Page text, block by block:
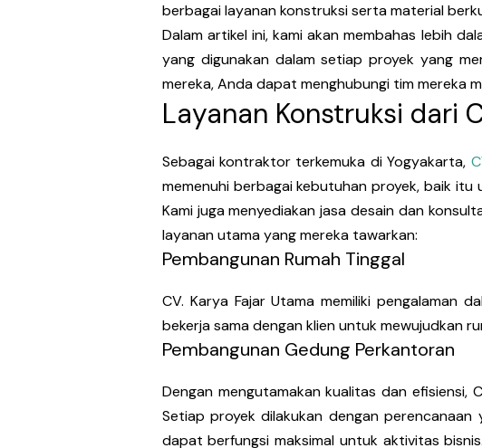
berbagai layanan konstruksi serta material
Dalam artikel ini, kami akan membahas lebih
yang digunakan dalam setiap proyek yang
mereka, Anda dapat menghubungi tim mereka
Layanan Konstruksi dari
Sebagai kontraktor terkemuka di Yogyakarta,
memenuhi berbagai kebutuhan proyek, baik
Kami juga menyediakan jasa desain dan
layanan utama yang mereka tawarkan:
Pembangunan Rumah Tinggal
CV. Karya Fajar Utama memiliki pengalaman
bekerja sama dengan klien untuk mewujudkan
Pembangunan Gedung Perkantoran
Dengan mengutamakan kualitas dan efisiensi,
Setiap proyek dilakukan dengan
dapat berfungsi maksimal untuk aktivitas